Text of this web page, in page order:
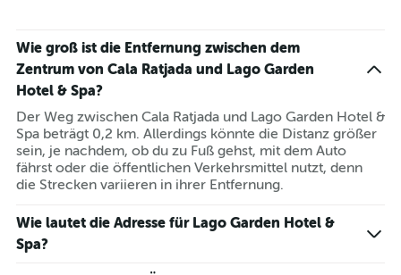
Wie groß ist die Entfernung zwischen dem
Zentrum von Cala Ratjada und Lago Garden
Hotel & Spa?
Der Weg zwischen Cala Ratjada und Lago Garden Hotel &
Spa beträgt 0,2 km. Allerdings könnte die Distanz größer
sein, je nachdem, ob du zu Fuß gehst, mit dem Auto
fährst oder die öffentlichen Verkehrsmittel nutzt, denn
die Strecken variieren in ihrer Entfernung.
Wie lautet die Adresse für Lago Garden Hotel &
Spa?